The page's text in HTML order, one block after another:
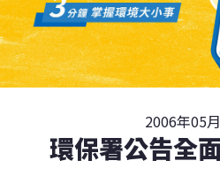
2006年05
環保署公告全